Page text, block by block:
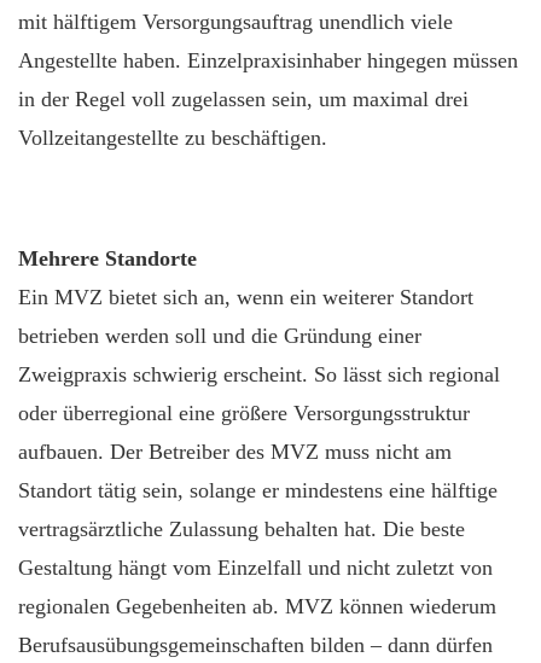
mit hälftigem Versorgungsauftrag unendlich viele
Angestellte haben. Einzelpraxisinhaber hingegen müssen
in der Regel voll zugelassen sein, um maximal drei
Vollzeitangestellte zu beschäftigen.
Mehrere Standorte
Ein MVZ bietet sich an, wenn ein weiterer Standort
betrieben werden soll und die Gründung einer
Zweigpraxis schwierig erscheint. So lässt sich regional
oder überregional eine größere Versorgungsstruktur
aufbauen. Der Betreiber des MVZ muss nicht am
Standort tätig sein, solange er mindestens eine hälftige
vertragsärztliche Zulassung behalten hat. Die beste
Gestaltung hängt vom Einzelfall und nicht zuletzt von
regionalen Gegebenheiten ab. MVZ können wiederum
Berufsausübungsgemeinschaften bilden – dann dürfen